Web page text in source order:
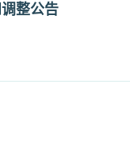
整公告